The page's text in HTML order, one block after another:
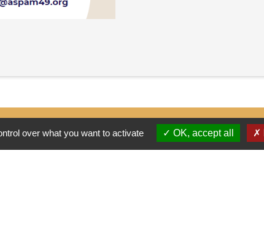
over what you want to activate OK, accept all